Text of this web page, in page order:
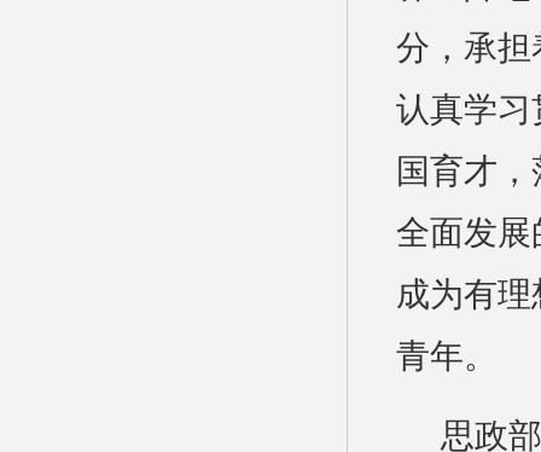
分，承
认真学
国育才
全面发
成为有
青年。
思政